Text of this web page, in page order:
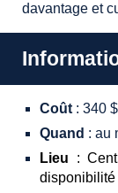
davantage et
Coût : 340 $
Quand : au
Lieu :